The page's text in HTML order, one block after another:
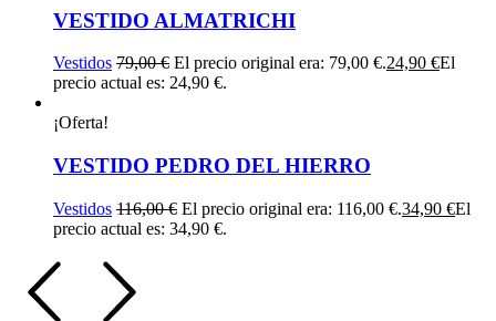
VESTIDO ALMATRICHI
Vestidos 79,00€ El precio original era: 79,00 €.24,90 €El
precio actual es: 24,90 €.
¡Oferta!
VESTIDO PEDRO DEL HIERRO
Vestidos 116,00€ El precio original era: 116,00 €.34,90 €El
precio actual es: 34,90 €.